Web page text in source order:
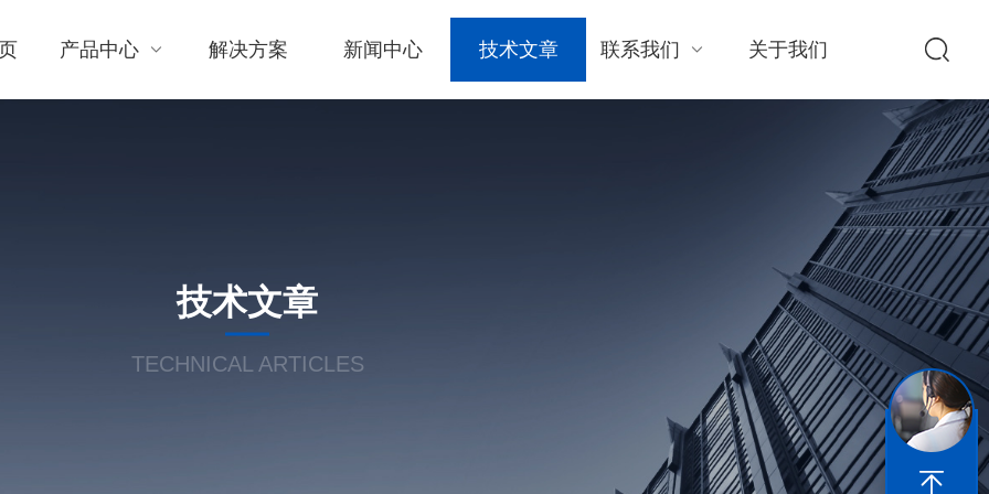
产品中心 解决方案 新闻中心 技术文章 联系我们 关于我们
技术文章
TECHNICAL ARTICLES